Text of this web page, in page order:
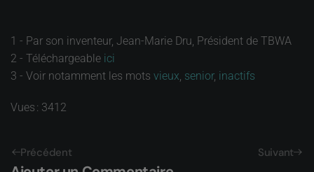
1 - Par son inventeur, Jean-Marie Dru, Président de TBWA
2 - Téléchargeable ici
3 - Voir notamment les mots vieux, senior, inactifs
Vues : 3412
Précédent Suivant